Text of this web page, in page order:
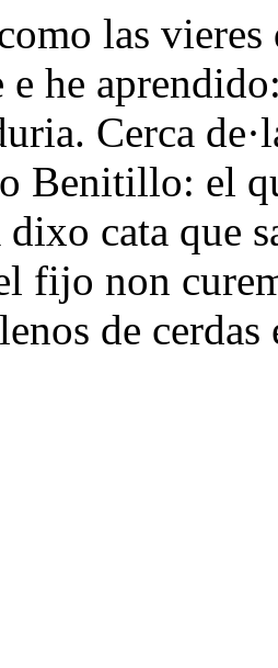
las
e he
Cerca
Benitillo: el
cata que
fijo non
de cerdas